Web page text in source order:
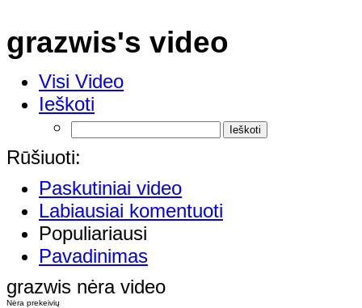
grazwis's video
Visi Video
Ieškoti
Rūšiuoti:
Paskutiniai video
Labiausiai komentuoti
Populiariausi
Pavadinimas
grazwis nėra video
Nėra prekeivių